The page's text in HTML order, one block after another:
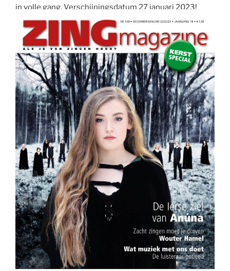
in volle gang. Verschijningsdatum 27 januari 2023!